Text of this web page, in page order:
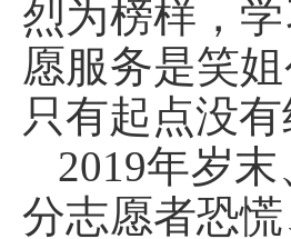
烈为榜样，
愿服务是笑
只有起点没有
2019年岁
分志愿者恐